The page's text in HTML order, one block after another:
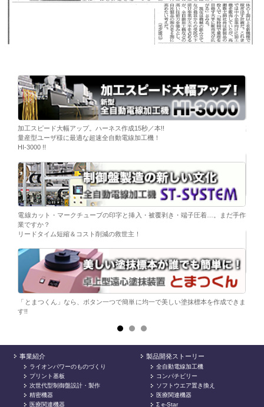
ブ挿
載。
加工スピード大幅アップ。ハーネス作成15秒／本!!
量産型ユーザ様に最適な超速全自動電線加工機！
HI-3000 !!
電線カット・マークチューブの印字と挿入・被覆剥き・端子圧着…。まだ手作
業ですか？
リードタイム短縮＆コスト削減の救世主！
「とまつくん」なら、ボタン一つで簡単に均一で美しい塗抹標本を作成できま
す!!
染色
事業紹介
ライオンパワーのものづくり
プリント基板
次世代型制御盤設計・製作
精密機器
医療関連機器
製品開発ストーリー
全自動電線加工機
コンパチビリー
ソフトウエア置き換え
医療関連機器
Σ e-Star